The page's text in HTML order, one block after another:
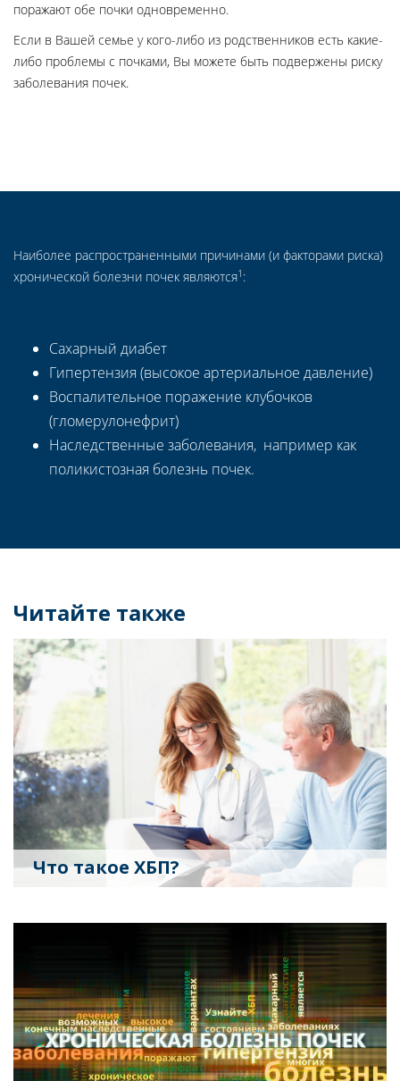
поражают обе почки одновременно.
Если в Вашей семье у кого-либо из родственников есть какие-
либо проблемы с почками, Вы можете быть подвержены риску
заболевания почек.
Наиболее распространенными причинами (и факторами риска)
хронической болезни почек являются1 :
Сахарный диабет
Гипертензия (высокое артериальное давление)
Воспалительное поражение клубочков
(гломерулонефрит)
Наследственные заболевания, например как
поликистозная болезнь почек.
Читайте также
Что такое ХБП?